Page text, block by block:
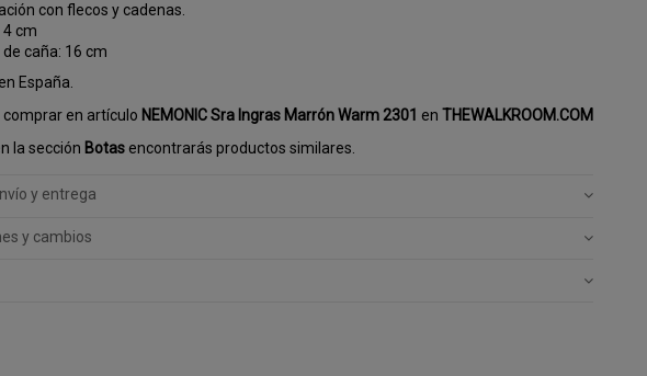
con flecos y cadenas.
4 cm
caña: 16 cm
España.
comprar en artículo NEMONIC Sra Ingras Marrón Warm 2301 en THEWALKROOM.COM
la sección Botasencontrarás productos similares.
y entrega
y cambios